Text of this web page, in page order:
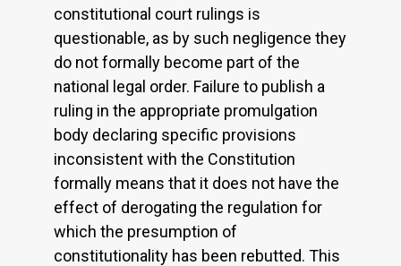
constitutional court rulings is
questionable, as by such negligence they
do not formally become part of the
national legal order. Failure to publish a
ruling in the appropriate promulgation
body declaring specific provisions
inconsistent with the Constitution
formally means that it does not have the
effect of derogating the regulation for
which the presumption of
constitutionality has been rebutted. This